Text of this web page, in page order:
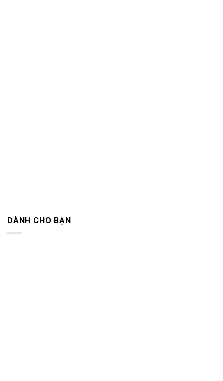
DÀNH CHO BẠN